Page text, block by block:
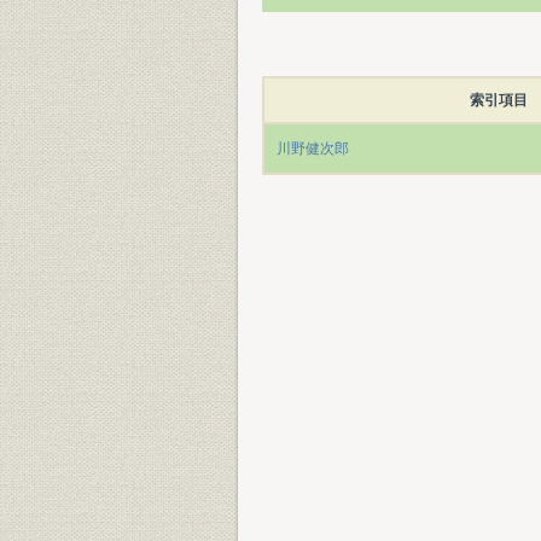
索引項目
川野健次郎